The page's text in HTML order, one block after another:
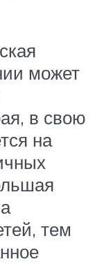
может
в свою
на
тем